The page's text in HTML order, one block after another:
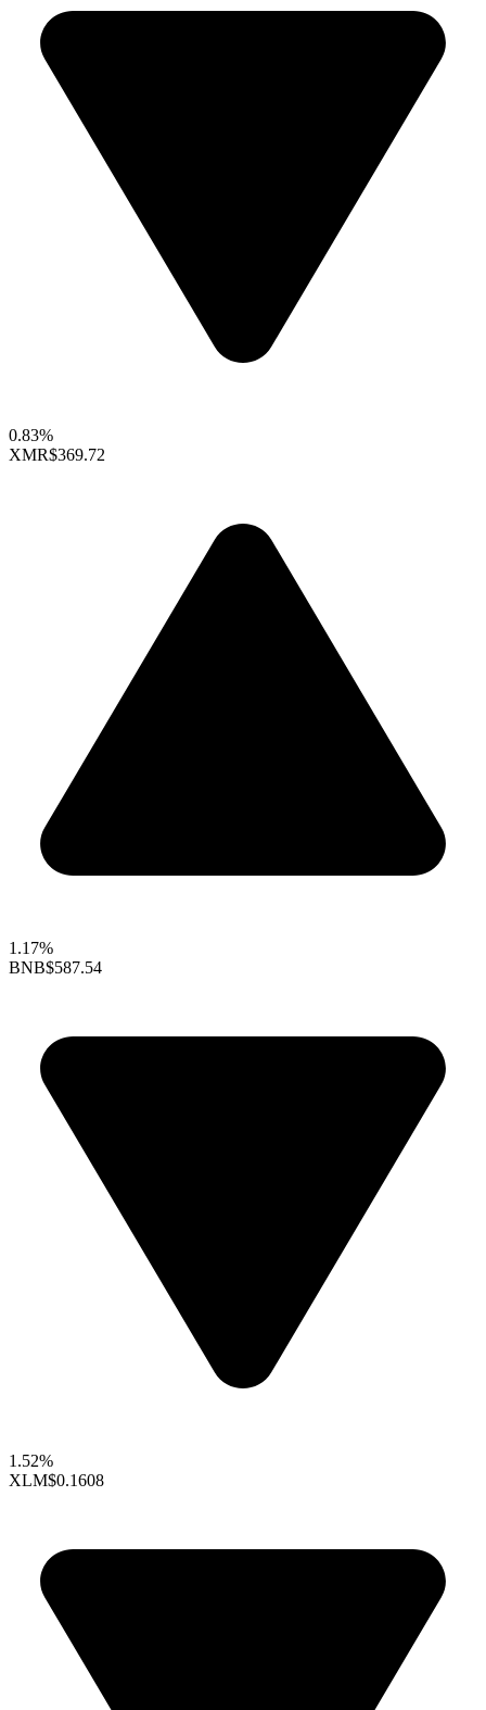
0.83%
XMR$369.72
1.17%
BNB$587.54
1.52%
XLM$0.1608